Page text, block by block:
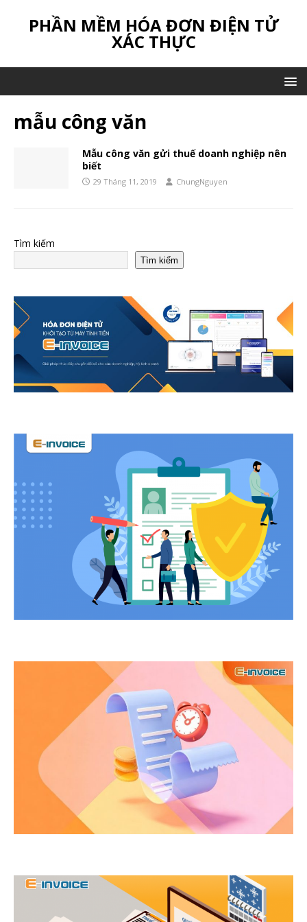
PHẦN MỀM HÓA ĐƠN ĐIỆN TỬ
XÁC THỰC
mẫu công văn
Mẫu công văn gửi thuế doanh nghiệp nên
biết
29 Tháng 11, 2019 ChungNguyen
Tìm kiếm
Tìm kiếm